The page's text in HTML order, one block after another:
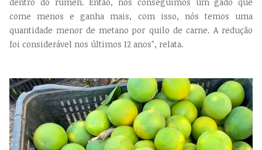
come menos e ganha mais, com isso, nós temos uma
quantidade menor de metano por quilo de carne. A redução
foi considerável nos últimos 12 anos", relata.